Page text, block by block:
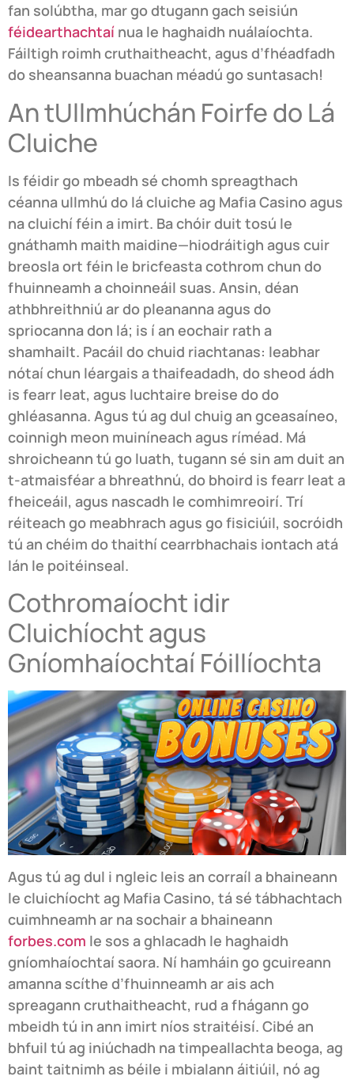
fan solúbtha, mar go dtugann gach seisiún
féidearthachtaí nua le haghaidh nuálaíochta.
Fáiltigh roimh cruthaitheacht, agus d’fhéadfadh
do sheansanna buachan méadú go suntasach!
An tUllmhúchán Foirfe do Lá
Cluiche
Is féidir go mbeadh sé chomh spreagthach
céanna ullmhú do lá cluiche ag Mafia Casino agus
na cluichí féin a imirt. Ba chóir duit tosú le
gnáthamh maith maidine—hiodráitigh agus cuir
breosla ort féin le bricfeasta cothrom chun do
fhuinneamh a choinneáil suas. Ansin, déan
athbhreithniú ar do pleananna agus do
spriocanna don lá; is í an eochair rath a
shamhailt. Pacáil do chuid riachtanas: leabhar
nótaí chun léargais a thaifeadadh, do sheod ádh
is fearr leat, agus luchtaire breise do do
ghléasanna. Agus tú ag dul chuig an gceasaíneo,
coinnigh meon muiníneach agus ríméad. Má
shroicheann tú go luath, tugann sé sin am duit an
t-atmaisféar a bhreathnú, do bhoird is fearr leat a
fheiceáil, agus nascadh le comhimreoirí. Trí
réiteach go meabhrach agus go fisiciúil, socróidh
tú an chéim do thaithí cearrbhachais iontach atá
lán le poitéinseal.
Cothromaíocht idir
Cluichíocht agus
Gníomhaíochtaí Fóillíochta
Agus tú ag dul i ngleic leis an corraíl a bhaineann
le cluichíocht ag Mafia Casino, tá sé tábhachtach
cuimhneamh ar na sochair a bhaineann
forbes.com le sos a ghlacadh le haghaidh
gníomhaíochtaí saora. Ní hamháin go gcuireann
amanna scíthe d’fhuinneamh ar ais ach
spreagann cruthaitheacht, rud a fhágann go
mbeidh tú in ann imirt níos straitéisí. Cibé an
bhfuil tú ag iniúchadh na timpeallachta beoga, ag
baint taitnimh as béile i mbialann áitiúil, nó ag